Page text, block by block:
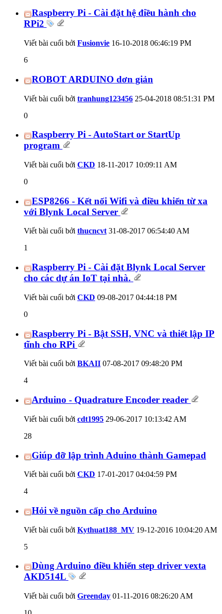
Raspberry Pi - Cài đặt hệ điều hành cho
RPi2
Viết bài cuối bởi Fusionvie 16-10-2018 06:46:19 PM
6
ROBOT ARDUINO dơn giản
Viết bài cuối bởi tranhung123456 25-04-2018 08:51:31 PM
0
Raspberry Pi - AutoStart or StartUp
program
Viết bài cuối bởi CKD 18-11-2017 10:09:11 AM
0
ESP8266 - Kết nối Wifi và điều khiển từ xa
với Blynk Local Server
Viết bài cuối bởi thucncvt31-08-2017 06:54:40 AM
1
Raspberry Pi - Cài đặt Blynk Local Server
cho các dự án IoT tại nhà.
Viết bài cuối bởi CKD 09-08-2017 04:44:18 PM
0
Raspberry Pi - Bật SSH, VNC và thiết lập IP
tĩnh cho RPi
Viết bài cuối bởi BKAII 07-08-2017 09:48:20 PM
4
Arduino - Quadrature Encoder reader
Viết bài cuối bởi cdt1995 29-06-2017 10:13:42 AM
28
Giúp đỡ lập trình Aduino thành Gamepad
Viết bài cuối bởi CKD 17-01-2017 04:04:59 PM
4
Hỏi về nguồn cấp cho Arduino
Viết bài cuối bởi Kythuat188_MV 19-12-2016 10:04:20 AM
5
Dùng Arduino điều khiển step driver vexta
AKD514L
Viết bài cuối bởi Greenday 01-11-2016 08:26:20 AM